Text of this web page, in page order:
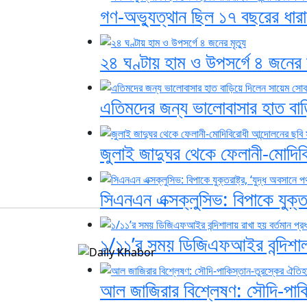
গণ-অভ্যুত্থান ছিল ১৭ বছরের
২৪ ঘণ্টায় হাম ও উপসর্গে ৪
এতিমদের জন্য ভালোবাসার হাত
জুলাই জাদুঘর থেকে ফেলানী-
সিএনএন এক্সক্লুসিভ: বিপাকে
১/১১’র সময় ডিজিএফআইর
আল জাজিরার বিশ্লেষণ: সৌদি-